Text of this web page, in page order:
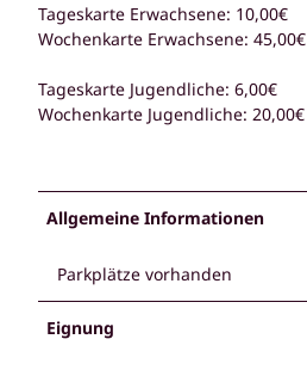
Tageskarte Erwachsene: 10,00€
Wochenkarte Erwachsene: 45,00€
Tageskarte Jugendliche: 6,00€
Wochenkarte Jugendliche: 20,00€
Allgemeine Informationen
Parkplätze vorhanden
Eignung